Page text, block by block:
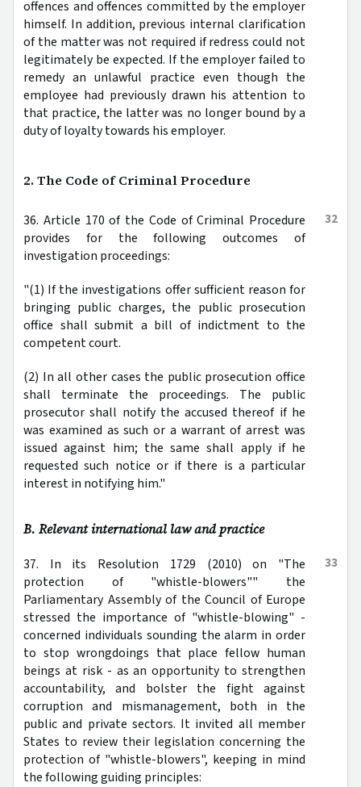
offences and offences committed by the employer
himself. In addition, previous internal clarification
of the matter was not required if redress could not
legitimately be expected. If the employer failed to
remedy an unlawful practice even though the
employee had previously drawn his attention to
that practice, the latter was no longer bound by a
duty of loyalty towards his employer.
2. The Code of Criminal Procedure
32
36. Article 170 of the Code of Criminal Procedure
provides for the following outcomes of
investigation proceedings:
"(1) If the investigations offer sufficient reason for
bringing public charges, the public prosecution
office shall submit a bill of indictment to the
competent court.
(2) In all other cases the public prosecution office
shall terminate the proceedings. The public
prosecutor shall notify the accused thereof if he
was examined as such or a warrant of arrest was
issued against him; the same shall apply if he
requested such notice or if there is a particular
interest in notifying him."
B. Relevant international law and practice
33
37. In its Resolution 1729 (2010) on "The
protection of "whistle-blowers"" the
Parliamentary Assembly of the Council of Europe
stressed the importance of "whistle-blowing" -
concerned individuals sounding the alarm in order
to stop wrongdoings that place fellow human
beings at risk - as an opportunity to strengthen
accountability, and bolster the fight against
corruption and mismanagement, both in the
public and private sectors. It invited all member
States to review their legislation concerning the
protection of "whistle-blowers", keeping in mind
the following guiding principles: